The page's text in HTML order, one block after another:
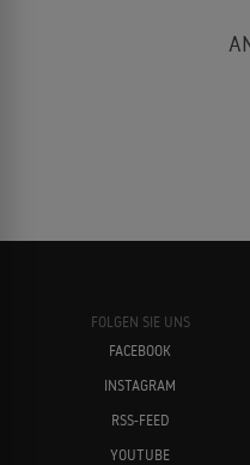
FOLGEN SIE UNS
FACEBOOK
INSTAGRAM
RSS-FEED
YOUTUBE